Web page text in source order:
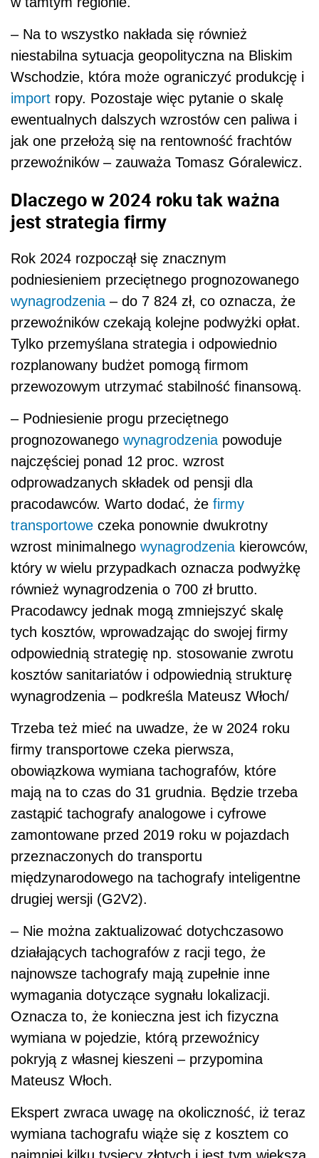
– Na to wszystko nakłada się również
niestabilna sytuacja geopolityczna na Bliskim
Wschodzie, która może ograniczyć produkcję i
import ropy. Pozostaje więc pytanie o skalę
ewentualnych dalszych wzrostów cen paliwa i
jak one przełożą się na rentowność frachtów
przewoźników – zauważa Tomasz Góralewicz.
Dlaczego w 2024 roku tak ważna
jest strategia firmy
Rok 2024 rozpoczął się znacznym
podniesieniem przeciętnego prognozowanego
wynagrodzenia – do 7 824 zł, co oznacza, że
przewoźników czekają kolejne podwyżki opłat.
Tylko przemyślana strategia i odpowiednio
rozplanowany budżet pomogą firmom
przewozowym utrzymać stabilność finansową.
– Podniesienie progu przeciętnego
prognozowanego wynagrodzenia powoduje
najczęściej ponad 12 proc. wzrost
odprowadzanych składek od pensji dla
pracodawców. Warto dodać, że firmy
transportowe czeka ponownie dwukrotny
wzrost minimalnego wynagrodzenia kierowców,
który w wielu przypadkach oznacza podwyżkę
również wynagrodzenia o 700 zł brutto.
Pracodawcy jednak mogą zmniejszyć skalę
tych kosztów, wprowadzając do swojej firmy
odpowiednią strategię np. stosowanie zwrotu
kosztów sanitariatów i odpowiednią strukturę
wynagrodzenia – podkreśla Mateusz Włoch/
Trzeba też mieć na uwadze, że w 2024 roku
firmy transportowe czeka pierwsza,
obowiązkowa wymiana tachografów, które
mają na to czas do 31 grudnia. Będzie trzeba
zastąpić tachografy analogowe i cyfrowe
zamontowane przed 2019 roku w pojazdach
przeznaczonych do transportu
międzynarodowego na tachografy inteligentne
drugiej wersji (G2V2).
– Nie można zaktualizować dotychczasowo
działających tachografów z racji tego, że
najnowsze tachografy mają zupełnie inne
wymagania dotyczące sygnału lokalizacji.
Oznacza to, że konieczna jest ich fizyczna
wymiana w pojedzie, którą przewoźnicy
pokryją z własnej kieszeni – przypomina
Mateusz Włoch.
Ekspert zwraca uwagę na okoliczność, iż teraz
wymiana tachografu wiąże się z kosztem co